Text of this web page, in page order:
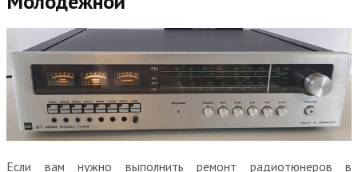
Если вам нужно выполнить ремонт радиотюнеров в